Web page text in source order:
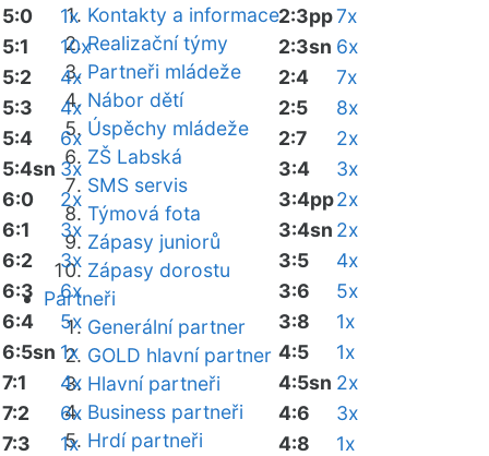
Kontakty a informace
Realizační týmy
Partneři mládeže
Nábor dětí
Úspěchy mládeže
ZŠ Labská
SMS servis
Týmová fota
Zápasy juniorů
Zápasy dorostu
Partneři
Generální partner
GOLD hlavní partner
Hlavní partneři
Business partneři
Hrdí partneři
5:0
1x
5:1
10x
5:2
4x
5:3
4x
5:4
6x
5:4sn 3x
6:0
2x
6:1
3x
6:2
3x
6:3
6x
6:4
5x
6:5sn 1x
7:1
4x
7:2
6x
7:3
1x
2:3pp7x
2:3sn 6x
2:4
7x
2:5
8x
2:7
2x
3:4
3x
3:4pp2x
3:4sn 2x
3:5
4x
3:6
5x
3:8
1x
4:5
1x
4:5sn 2x
4:6
3x
4:8
1x